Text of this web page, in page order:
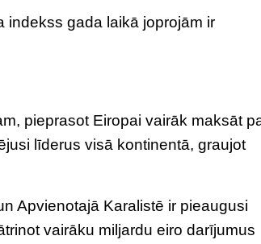
indekss gada laikā joprojām ir
pieprasot Eiropai vairāk maksāt
līderus visā kontinentā, graujot
Apvienotajā Karalistē ir pieaugusi
vairāku miljardu eiro darījumus